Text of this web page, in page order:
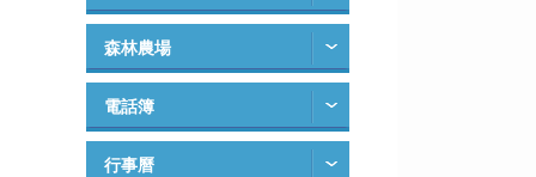
森林農場
電話簿
行事曆